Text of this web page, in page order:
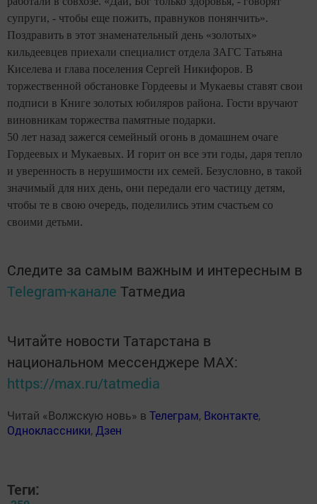
супруги, - чтобы еще пожить, правнуков понянчить».
Поздравить в этот знаменательный день «золотых»
кильдеевцев приехали специалист отдела ЗАГС Татьяна
Киселева и глава поселения Сергей Никифоров. В
торжественной обстановке Гордеевы и Мукаевы ставят свои
подписи в Книге золотых юбиляров района. Гости вручают
виновникам торжества памятные подарки.
50 лет назад зажегся семейный огонь в домашнем очаге
Гордеевых и Мукаевых. И горит он все эти годы, даря тепло
и уверенность в нерушимости их семей. Безусловно, в такой
значимый для них день, они передали его частицу детям,
чтобы те в свою очередь, поделились этим счастьем со
своими детьми.
Следите за самым важным и интересным в
Telegram-канале Татмедиа
Читайте новости Татарстана в
национальном мессенджере MАХ:
https://max.ru/tatmedia
Читай «Волжскую новь» в Телеграм, Вконтакте,
Одноклассники,Дзен
Теги: